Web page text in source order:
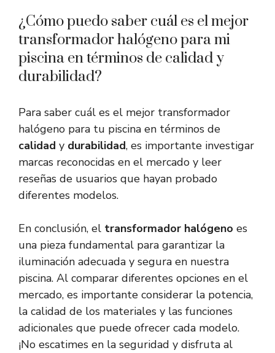
¿Cómo puedo saber cuál es el mejor
transformador halógeno para mi
piscina en términos de calidad y
durabilidad?
Para saber cuál es el mejor transformador
halógeno para tu piscina en términos de
calidad y durabilidad, es importante investigar
marcas reconocidas en el mercado y leer
reseñas de usuarios que hayan probado
diferentes modelos.
En conclusión, el transformador halógeno es
una pieza fundamental para garantizar la
iluminación adecuada y segura en nuestra
piscina. Al comparar diferentes opciones en el
mercado, es importante considerar la potencia,
la calidad de los materiales y las funciones
adicionales que puede ofrecer cada modelo.
¡No escatimes en la seguridad y disfruta al